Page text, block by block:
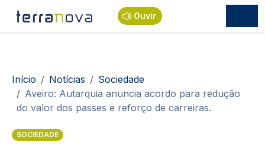
Passar para o conteúdo principal
Ouvir
Navegação estrutural
Início Notícias
Sociedade
Aveiro: Autarquia anuncia acordo para redução
do valor dos passes e reforço de carreiras.
SOCIEDADE